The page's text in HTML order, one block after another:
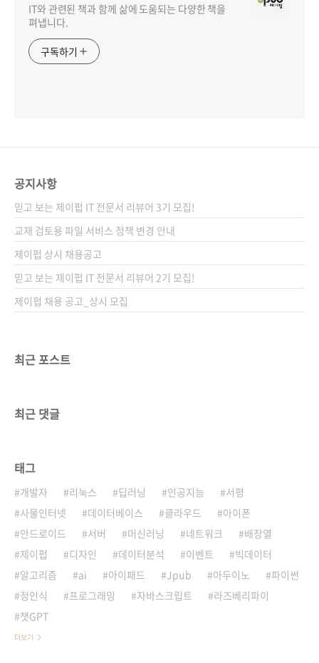
IT와 관련된 책과 함께 삶에 도움되는 다양한 책을
펴냅니다.
구독하기
공지사항
믿고 보는 제이펍 IT 전문서 리뷰어 3기 모집!
교재 검토용 파일 서비스 정책 변경 안내
제이펍 상시 채용공고
믿고 보는 제이펍 IT 전문서 리뷰어 2기 모집!
제이펍 채용 공고_상시 모집
최근 포스트
최근 댓글
태그
개발자 리눅스 딥러닝 인공지능
서평
사물인터넷
데이터베이스 클라우드
아이폰
안드로이드
서버 머신러닝 네트워크
배장열
제이펍
디자인 데이터분석 이벤트
빅데이터
알고리즘
ai 아이패드 Jpub 아두이노
파이썬
정인식
프로그래밍 자바스크립트
라즈베리파이
챗GPT
더보기